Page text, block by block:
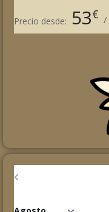
Precio desde: 53€